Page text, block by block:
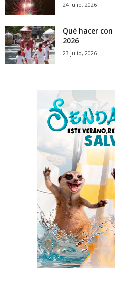
24 julio, 2026
Qué hacer
2026
23 julio, 2026